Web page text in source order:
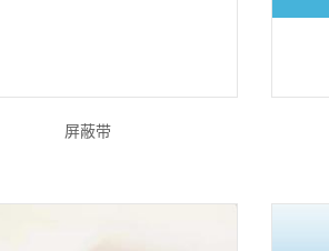
屏蔽带